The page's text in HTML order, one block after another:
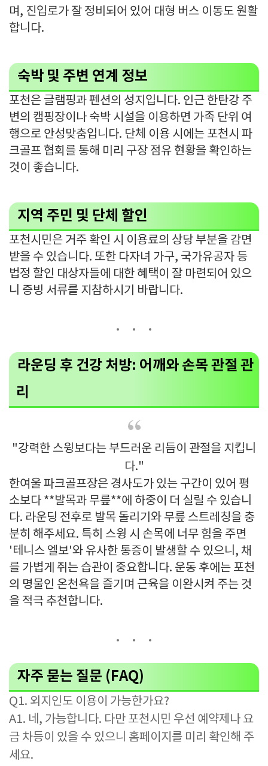
며, 진입로가 잘 정비되어 있어 대형 버스 이동도 원활
합니다.
숙박 및 주변 연계 정보
포천은 글램핑과 펜션의 성지입니다. 인근 한탄강 주
변의 캠핑장이나 숙박 시설을 이용하면 가족 단위 여
행으로 안성맞춤입니다. 단체 이용 시에는 포천시 파
크골프 협회를 통해 미리 구장 점유 현황을 확인하는
것이 좋습니다.
지역 주민 및 단체 할인
포천시민은 거주 확인 시 이용료의 상당 부분을 감면
받을 수 있습니다. 또한 다자녀 가구, 국가유공자 등
법정 할인 대상자들에 대한 혜택이 잘 마련되어 있으
니 증빙 서류를 지참하시기 바랍니다.
라운딩 후 건강 처방: 어깨와 손목 관절 관
리
"강력한 스윙보다는 부드러운 리듬이 관절을 지킵니
다."
한여울 파크골프장은 경사도가 있는 구간이 있어 평
소보다 **발목과 무릎**에 하중이 더 실릴 수 있습니
다. 라운딩 전후로 발목 돌리기와 무릎 스트레칭을 충
분히 해주세요. 특히 스윙 시 손목에 너무 힘을 주면
'테니스 엘보'와 유사한 통증이 발생할 수 있으니, 채
를 가볍게 쥐는 습관이 중요합니다. 운동 후에는 포천
의 명물인 온천욕을 즐기며 근육을 이완시켜 주는 것
을 적극 추천합니다.
자주 묻는 질문 (FAQ)
Q1. 외지인도 이용이 가능한가요?
A1. 네, 가능합니다. 다만 포천시민 우선 예약제나 요
금 차등이 있을 수 있으니 홈페이지를 미리 확인해 주
세요.